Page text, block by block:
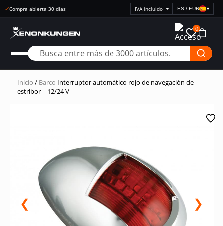
Compra abierta 30 días
Seleccionar
visualización
precios
ES / EUR ▾
0
Inicio / Barco Interruptor automático rojo de navegación de
estribor | 12/24 V
❮ ❯